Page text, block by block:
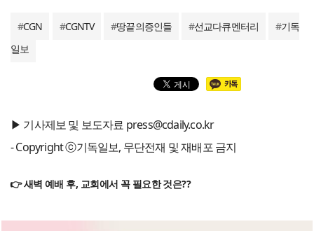
#CGN #CGNTV #땅끝의증인들 #선교다큐멘터리 #기독
일보
▶ 기사제보 및 보도자료 press@cdaily.co.kr
- Copyright ⓒ기독일보, 무단전재 및 재배포 금지
👉 새벽 예배 후, 교회에서 꼭 필요한 것은??